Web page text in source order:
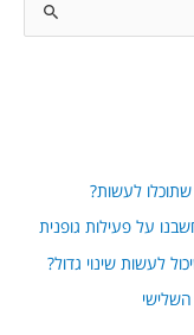
לעשות?
לעשות שינוי גדול?